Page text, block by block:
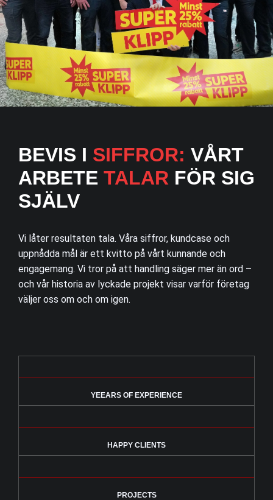
BEVIS I SIFFROR: VÅRT
ARBETE TALAR FÖR SIG
SJÄLV
Vi låter resultaten tala. Våra siffror, kundcase och
uppnådda mål är ett kvitto på vårt kunnande och
engagemang. Vi tror på att handling säger mer än ord –
och vår historia av lyckade projekt visar varför företag
väljer oss om och om igen.
YEEARS OF EXPERIENCE
HAPPY CLIENTS
PROJECTS